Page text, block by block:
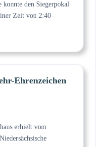
konnte den Siegerpokal
Zeit von 2:40
Ehrenzeichen
erhielt vom